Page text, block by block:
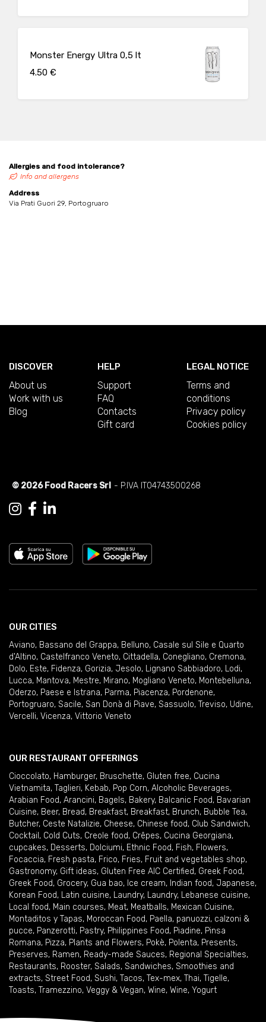
Monster Energy Ultra 0,5 lt
4.50 €
Allergies and food intolerance?
Info and allergens
Address
Via Prati Guori 29, Portogruaro
DISCOVER
About us
Work with us
Blog
HELP
Support
FAQ
Contacts
Gift card
LEGAL NOTICE
Terms and
conditions
Privacy policy
Cookies policy
© 2026 Food Racers Srl - P.IVA IT04743500268
OUR CITIES
Aviano, Bassano del Grappa, Belluno, Casale sul Sile e Quarto
d'Altino, Castelfranco Veneto, Cittadella, Conegliano, Cremona,
Dolo, Este, Fidenza, Gorizia, Jesolo, Lignano Sabbiadoro, Lodi,
Lucca, Mantova, Mestre, Mirano, Mogliano Veneto, Montebelluna,
Oderzo, Paese e Istrana, Parma, Piacenza, Pordenone,
Portogruaro, Sacile, San Donà di Piave, Sassuolo, Treviso, Udine,
Vercelli, Vicenza, Vittorio Veneto
OUR RESTAURANT OFFERINGS
Cioccolato, Hamburger, Bruschette, Gluten free, Cucina
Vietnamita, Taglieri, Kebab, Pop Corn, Alcoholic Beverages,
Arabian Food, Arancini, Bagels, Bakery, Balcanic Food, Bavarian
Cuisine, Beer, Bread, Breakfast, Breakfast, Brunch, Bubble Tea,
Butcher, Ceste Natalizie, Cheese, Chinese food, Club Sandwich,
Cocktail , Cold Cuts, Creole food, Crêpes, Cucina Georgiana,
cupcakes, Desserts, Dolciumi, Ethnic Food, Fish, Flowers,
Focaccia, Fresh pasta, Frico, Fries, Fruit and vegetables shop,
Gastronomy, Gift ideas, Gluten Free AIC Certified, Greek Food,
Greek Food, Grocery, Gua bao, Ice cream, Indian food, Japanese,
Korean Food, Latin cuisine, Laundry, Laundry, Lebanese cuisine,
Local food, Main courses, Meat, Meatballs, Mexican Cuisine,
Montaditos y Tapas, Moroccan Food, Paella, panuozzi, calzoni &
pucce, Panzerotti, Pastry, Philippines Food, Piadine, Pinsa
Romana, Pizza, Plants and Flowers, Pokè, Polenta, Presents,
Preserves, Ramen, Ready-made Sauces, Regional Specialties,
Restaurants, Rooster, Salads, Sandwiches, Smoothies and
extracts, Street Food, Sushi, Tacos, Tex-mex, Thai, Tigelle,
Toasts, Tramezzino, Veggy & Vegan, Wine, Wine, Yogurt